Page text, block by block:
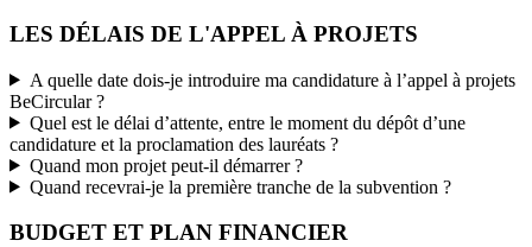
LES DÉLAIS DE L'APPEL À PROJETS
A quelle date dois-je introduire ma candidature à l’appel à projets
BeCircular ?
Quel est le délai d’attente, entre le moment du dépôt d’une
candidature et la proclamation des lauréats ?
Quand mon projet peut-il démarrer ?
Quand recevrai-je la première tranche de la subvention ?
BUDGET ET PLAN FINANCIER